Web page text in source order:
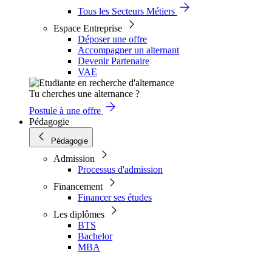
Tous les Secteurs Métiers
Espace Entreprise
Déposer une offre
Accompagner un alternant
Devenir Partenaire
VAE
Tu cherches une alternance ?
Postule à une offre
Pédagogie
Pédagogie
Admission
Processus d'admission
Financement
Financer ses études
Les diplômes
BTS
Bachelor
MBA